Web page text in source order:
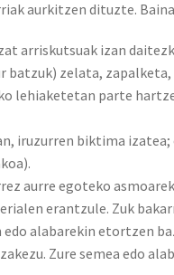
aurkitzen dituzte.
arriskutsuak izan
zelata, zapalketa,
lehiaketetan parte
iruzurren biktima
aurre egoteko
erantzule. Zuk
alabarekin etortzen
Zure semea edo